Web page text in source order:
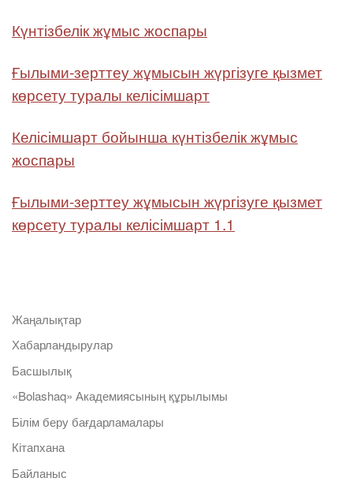
Күнтізбелік жұмыс жоспары
Ғылыми-зерттеу жұмысын жүргізуге қызмет
көрсету туралы келісімшарт
Келісімшарт бойынша күнтізбелік жұмыс
жоспары
Ғылыми-зерттеу жұмысын жүргізуге қызмет
көрсету туралы келісімшарт 1.1
Жаңалықтар
Хабарландырулар
Басшылық
«Bolashaq» Академиясының құрылымы
Білім беру бағдарламалары
Кітапхана
Байланыс